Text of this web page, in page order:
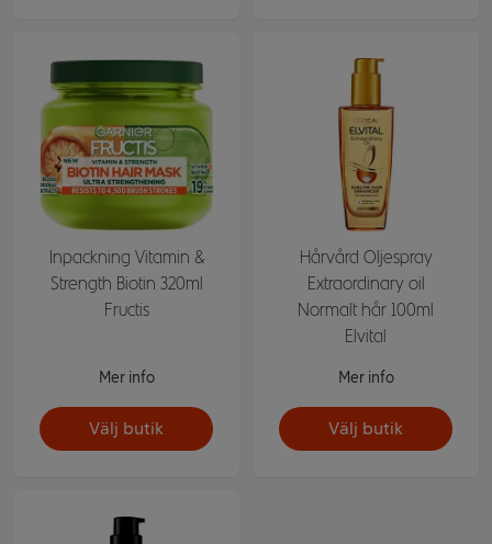
Inpackning Vitamin &
Strength Biotin 320ml
Fructis
Mer info
Välj butik
Hårvård Oljespray
Extraordinary oil
Normalt hår 100ml
Elvital
Mer info
Välj butik